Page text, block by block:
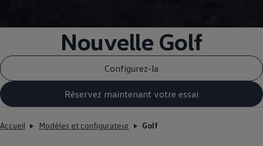
Nouvelle Golf
Configurez-la
Réservez maintenant votre essai
Accueil Modèles et configurateur Golf